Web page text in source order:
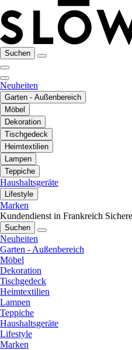
Suchen
Neuheiten
Garten - Außenbereich
Möbel
Dekoration
Tischgedeck
Heimtextilien
Lampen
Teppiche
Haushaltsgeräte
Lifestyle
Marken
Kundendienst in Frankreich
Suchen
Neuheiten
Garten - Außenbereich
Möbel
Dekoration
Tischgedeck
Heimtextilien
Lampen
Teppiche
Haushaltsgeräte
Lifestyle
Marken